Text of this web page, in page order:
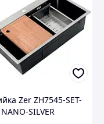
Zer ZH7545-SET-
SILVER